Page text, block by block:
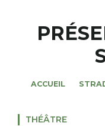
MAGAZINES
ACCUEIL
THÉÂTRE